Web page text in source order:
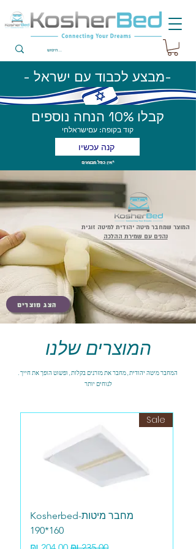
- מבצע לכבוד עם ישראל-
קבלו 10% הנחה נוספים
קוד בקופה: עםישראלחי
קנה עכשיו
אין כפל מבצעים*
המוצר שמחבר מיטה יהודית למיטה זוגית
נהנים עם שמירת ההלכה
הצג מוצרים
המוצרים שלנו
.המחבר מיטה יהודית, מחבר את מזרנים בקלות, ופשוט הופך את חייך
לנוחים יותר
Sale
מחבר מיטות-Kosherbed
190*160
מחיר רגיל מחיר מבצע